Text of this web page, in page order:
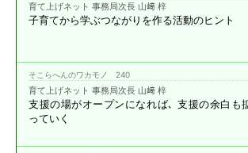
育て上げネット 事務局次長 山﨑 梓
子育てから学ぶつながりを作る活動のヒント
そこらへんのワカモノ 240
育て上げネット 事務局次長 山﨑 梓
支援の場がオープンになれば､支援の余白も
っていく